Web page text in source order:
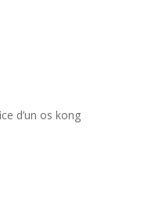
d’un os kong